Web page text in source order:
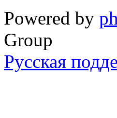
Powered by
Group
Русская